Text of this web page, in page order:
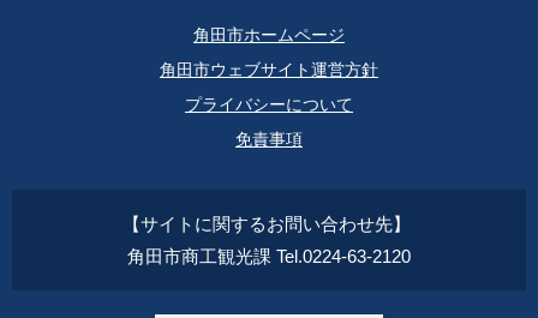
角田市ホームページ
角田市ウェブサイト運営方針
プライバシーについて
免責事項
【サイトに関するお問い合わせ先】
角田市商工観光課 Tel.0224-63-2120